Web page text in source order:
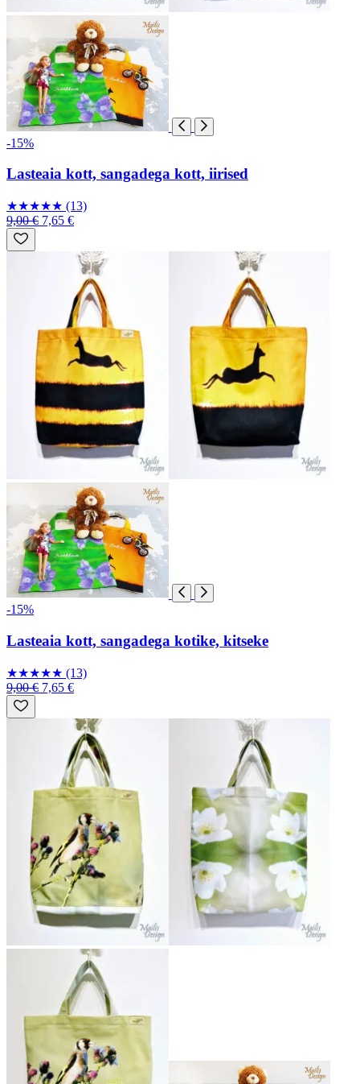
-15%
Lasteaia kott, sangadega kott, iirised
★★★★★ (13)
9,00 € 7,65 €
-15%
Lasteaia kott, sangadega kotike, kitseke
★★★★★ (13)
9,00 € 7,65 €